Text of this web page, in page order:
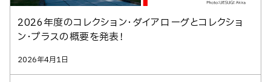
2026年度のコレクション・ダイアローグとコレクショ
ン・プラスの概要を発表！
2026年4月1日